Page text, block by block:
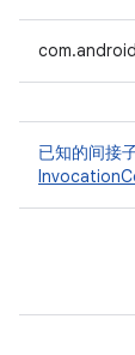
已知的间接